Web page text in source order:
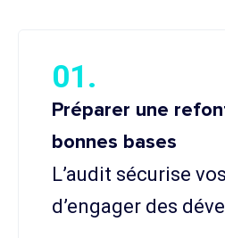
01.
Préparer une
bonnes bases
L’audit sécurise
d’engager des